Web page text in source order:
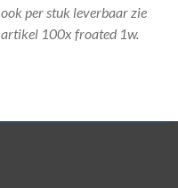
ook per stuk leverbaar zie
artikel 100x froated 1w.